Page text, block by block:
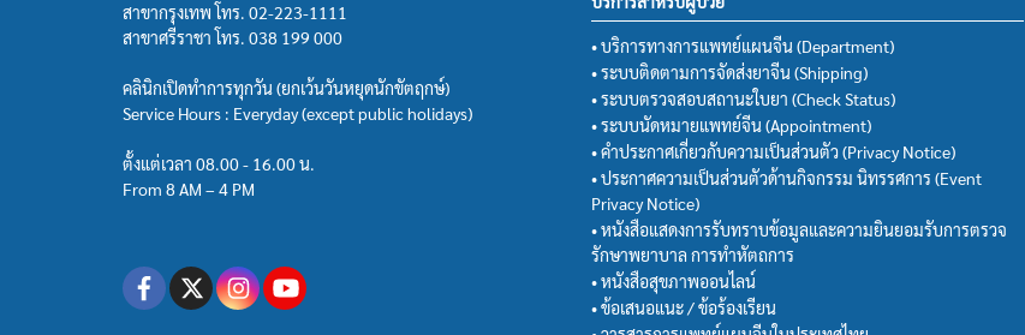
สาขากรุงเทพ โทร. 02-223-1111
สาขาศรีราชา โทร. 038 199 000
คลินิกเปิดทำการทุกวัน (ยกเว้นวันหยุดนักขัตฤกษ์)
Service Hours : Everyday (except public holidays)
ตั้งแต่เวลา 08.00 - 16.00 น.
From 8 AM – 4 PM
• บริการทางการแพทย์แผนจีน (Department)
• ระบบติดตามการจัดส่งยาจีน (Shipping)
• ระบบตรวจสอบสถานะใบยา (Check Status)
• ระบบนัดหมายแพทย์จีน (Appointment)
• คำประกาศเกี่ยวกับความเป็นส่วนตัว (Privacy Notice)
• ประกาศความเป็นส่วนตัวด้านกิจกรรม นิทรรศการ (Event
Privacy Notice)
• หนังสือแสดงการรับทราบข้อมูลและความยินยอมรับการตรวจ
รักษาพยาบาล การทำหัตถการ
• หนังสือสุขภาพออนไลน์
• ข้อเสนอแนะ / ข้อร้องเรียน